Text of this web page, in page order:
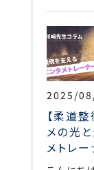
2025/
【柔道
メの光
メトレ